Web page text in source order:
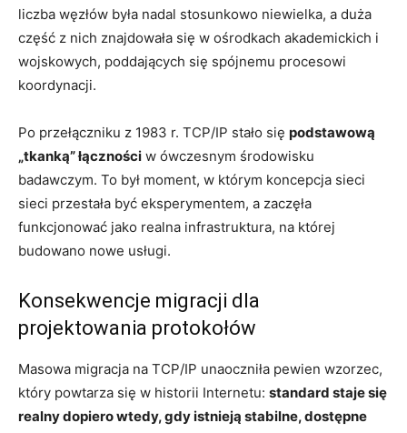
liczba węzłów była nadal stosunkowo niewielka, a duża
część z nich znajdowała się w ośrodkach akademickich i
wojskowych, poddających się spójnemu procesowi
koordynacji.
Po przełączniku z 1983 r. TCP/IP stało się podstawową
„tkanką” łączności w ówczesnym środowisku
badawczym. To był moment, w którym koncepcja sieci
sieci przestała być eksperymentem, a zaczęła
funkcjonować jako realna infrastruktura, na której
budowano nowe usługi.
Konsekwencje migracji dla
projektowania protokołów
Masowa migracja na TCP/IP unaoczniła pewien wzorzec,
który powtarza się w historii Internetu: standard staje się
realny dopiero wtedy, gdy istnieją stabilne, dostępne